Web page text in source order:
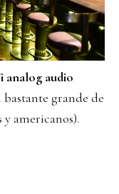
analog audio
grande de
americanos).